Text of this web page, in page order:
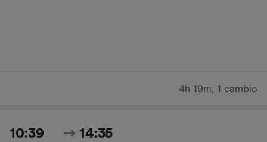
4h 19m, 1 cambio
10:39 14:35